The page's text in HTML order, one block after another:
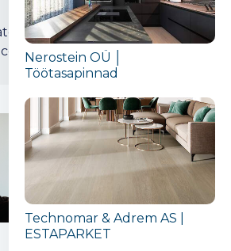
Nerostein OÜ │
Töötasapinnad
Technomar & Adrem AS |
ESTAPARKET